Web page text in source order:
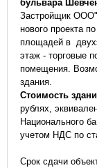
бульвара
Застройщик
нового проекта
площадей в
этаж - торговые
помещения.
здания.
Стоимость
рублях,
Национального
учетом НДС по
Срок сдачи